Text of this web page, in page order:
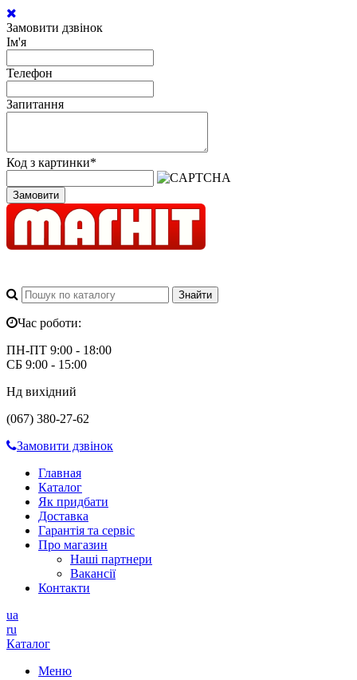
Замовити дзвінок
Ім'я
Телефон
Запитання
Код з картинки*
Замовити
Час роботи:
ПН-ПТ 9:00 - 18:00
СБ 9:00 - 15:00
Нд вихідний
(067) 380-27-62
Замовити дзвінок
Главная
Каталог
Як придбати
Доставка
Гарантія та сервіс
Про магазин
Наші партнери
Вакансії
Контакти
ua
ru
Каталог
Меню